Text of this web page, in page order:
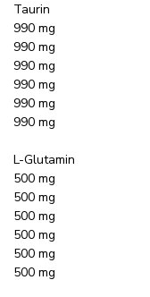
Taurin
990 mg
990 mg
990 mg
990 mg
990 mg
990 mg
L-Glutamin
500 mg
500 mg
500 mg
500 mg
500 mg
500 mg